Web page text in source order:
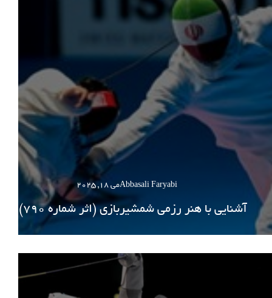
Abbasali Faryabiمی 18, 2025
آشنایی با هنر رزمی شمشیربازی (اثر شماره 790)